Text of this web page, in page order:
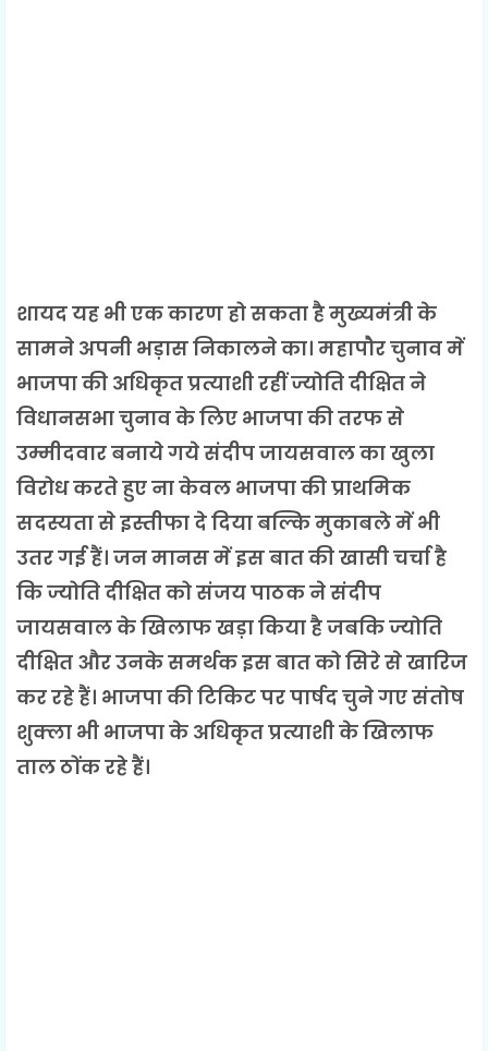
शायद यह भी एक कारण हो सकता है मुख्यमंत्री के
सामने अपनी भड़ास निकालने का। महापौर चुनाव में
भाजपा की अधिकृत प्रत्याशी रहीं ज्योति दीक्षित ने
विधानसभा चुनाव के लिए भाजपा की तरफ से
उम्मीदवार बनाये गये संदीप जायसवाल का खुला
विरोध करते हुए ना केवल भाजपा की प्राथमिक
सदस्यता से इस्तीफा दे दिया बल्कि मुकाबले में भी
उतर गई हैं। जन मानस में इस बात की खासी चर्चा है
कि ज्योति दीक्षित को संजय पाठक ने संदीप
जायसवाल के खिलाफ खड़ा किया है जबकि ज्योति
दीक्षित और उनके समर्थक इस बात को सिरे से खारिज
कर रहे हैं। भाजपा की टिकिट पर पार्षद चुने गए संतोष
शुक्ला भी भाजपा के अधिकृत प्रत्याशी के खिलाफ
ताल ठोंक रहे हैं।